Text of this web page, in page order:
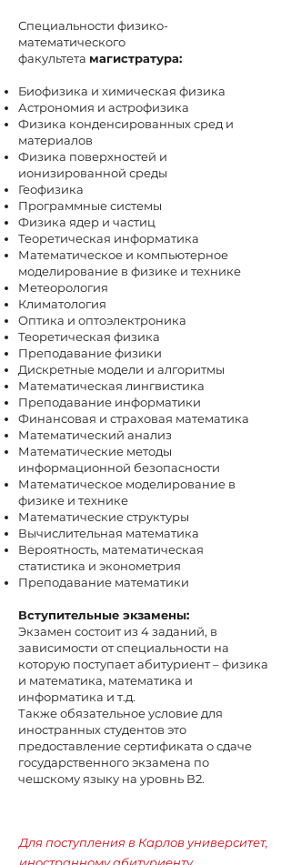
Специальности физико-
математического
факультета магистратура:
Биофизика и химическая физика
Астрономия и астрофизика
Физика конденсированных сред и
материалов
Физика поверхностей и
ионизированной среды
Геофизика
Программные системы
Физика ядер и частиц
Теоретическая информатика
Математическое и компьютерное
моделирование в физике и технике
Метеорология
Климатология
Оптика и оптоэлектроника
Теоретическая физика
Преподавание физики
Дискретные модели и алгоритмы
Математическая лингвистика
Преподавание информатики
Финансовая и страховая математика
Математический анализ
Математические методы
информационной безопасности
Математическое моделирование в
физике и технике
Математические структуры
Вычислительная математика
Вероятность, математическая
статистика и эконометрия
Преподавание математики
Вступительные экзамены:
Экзамен состоит из 4 заданий, в
зависимости от специальности на
которую поступает абитуриент – физика
и математика, математика и
информатика и т.д.
Также обязательное условие для
иностранных студентов это
предоставление сертификата о сдаче
государственного экзамена по
чешскому языку на уровнь В2.
Для поступления в Карлов университет,